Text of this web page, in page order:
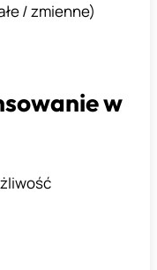
/ zmienne)
w